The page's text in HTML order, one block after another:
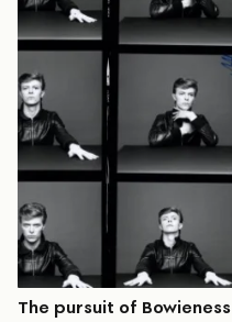
The pursuit of Bowieness